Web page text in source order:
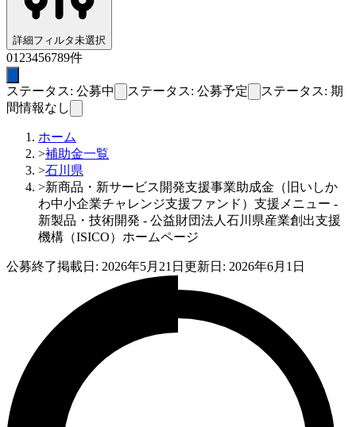
詳細フィルタ未選択
01 23456789件
ステータス: 公募中 ステータス: 公募予定
ステータス: 期
間情報なし
ホーム
>補助金一覧
>石川県
>新商品・新サービス開発支援事業助成金（旧いしか
わ中小企業チャレンジ支援ファンド）支援メニュー -
新製品・技術開発 - 公益財団法人石川県産業創出支援
機構（ISICO）ホームページ
公募終了掲載日: 2026年5月21日 更新日: 2026年6月1日